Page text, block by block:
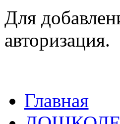
Для
авторизация.
Главная